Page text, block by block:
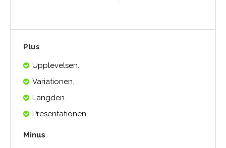
Plus
Upplevelsen.
Variationen.
Längden.
Presentationen.
Minus